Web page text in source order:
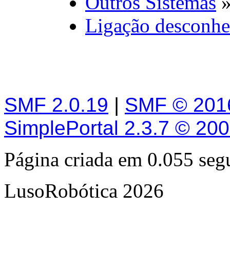
Ligação
SMF 2.0.19 | SMF ©
SimplePortal 2.3.7 ©
Página criada em 0.055
LusoRobótica 2026